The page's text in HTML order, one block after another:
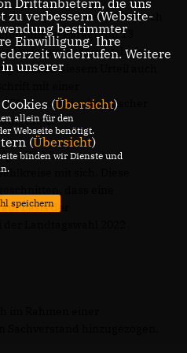
„Einwohnerzahl“ durch
in Paragraph 13
Verfassungsgerichtshofs
ist nach diesem Urteil auch
mit einer
- auch hier in logischer
Wahlkreise unter
mit sich. Diese
Basis der
zu verbessern (Website-
bestimmter
Einwilligung. Ihre
widerrufen. Weitere
unserer
(Übersicht)
allein für den
Webseite benötigt.
(Übersicht)
binden wir Dienste und
speichern